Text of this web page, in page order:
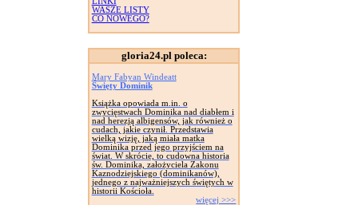
WASZE LISTY
CO NOWEGO?
gloria24.pl poleca:
Mary Fabyan Windeatt
Święty Dominik
Książka opowiada m.in. o
zwycięstwach Dominika nad diabłem i
nad herezją albigensów, jak również o
cudach, jakie czynił. Przedstawia
wielką wizję, jaką miała matka
Dominika przed jego przyjściem na
świat. W skrócie, to cudowna historia
św. Dominika, założyciela Zakonu
Kaznodziejskiego (dominikanów),
jednego z najważniejszych świętych w
historii Kościoła.
więcej >>>